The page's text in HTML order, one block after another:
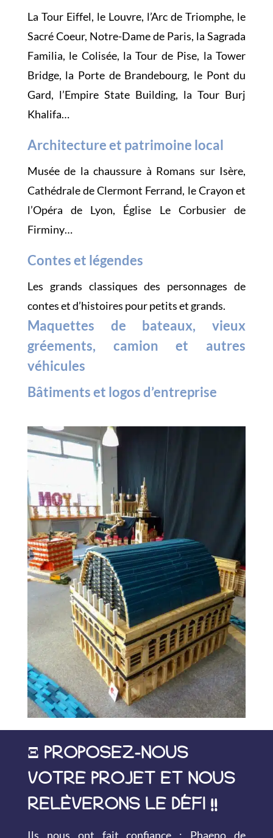
La Tour Eiffel, le Louvre, l’Arc de Triomphe, le
Sacré Coeur, Notre-Dame de Paris, la Sagrada
Familia, le Colisée, la Tour de Pise, la Tower
Bridge, la Porte de Brandebourg, le Pont du
Gard, l’Empire State Building, la Tour Burj
Khalifa…
Architecture et patrimoine local
Musée de la chaussure à Romans sur Isère,
Cathédrale de Clermont Ferrand, le Crayon et
l’Opéra de Lyon, Église Le Corbusier de
Firminy…
Contes et légendes
Les grands classiques des personnages de
contes et d’histoires pour petits et grands.
Maquettes de bateaux, vieux
gréements, camion et autres
véhicules
Bâtiments et logos d’entreprise
Ξ PROPOSEZ-NOUS
VOTRE PROJET ET NOUS
RELÈVERONS LE DÉFI !!
Ils nous ont fait confiance : Phaeno de